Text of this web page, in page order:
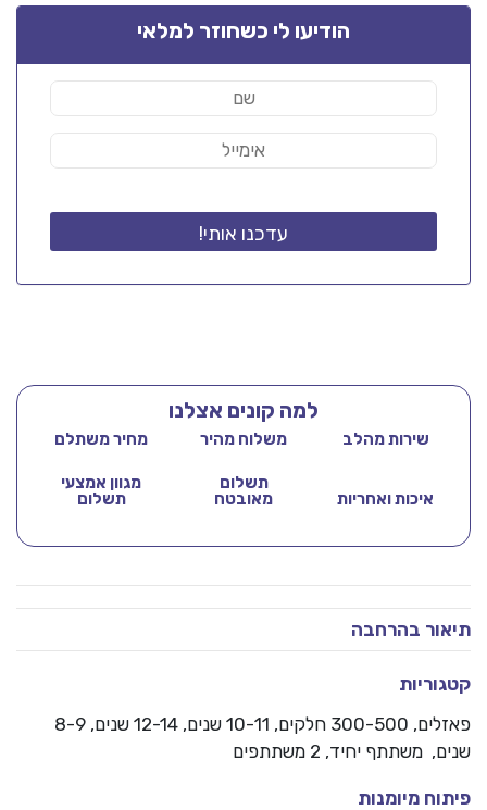
₪100.00.
הודיעו לי כשחוזר למלאי
למה קונים אצלנו
שירות מהלב משלוח מהיר מחיר משתלם
איכות ואחריות
תשלום
מאובטח
מגוון אמצעי
תשלום
תיאור בהרחבה
קטגוריות
פאזלים, 300-500 חלקים
, 10-11 שנים, 12-14 שנים, 8-9
שנים, משתתף יחיד, 2 משתתפים
פיתוח מיומנות